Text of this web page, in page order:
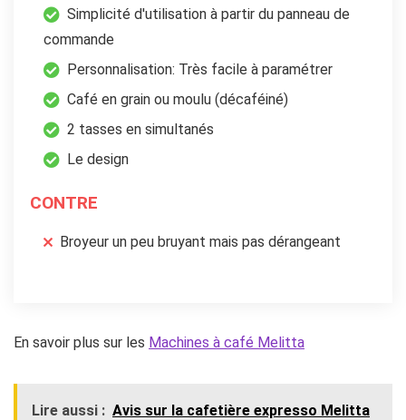
Simplicité d'utilisation à partir du panneau de
commande
Personnalisation: Très facile à paramétrer
Café en grain ou moulu (décaféiné)
2 tasses en simultanés
Le design
CONTRE
Broyeur un peu bruyant mais pas dérangeant
En savoir plus sur les Machines à café Melitta
Lire aussi : Avis sur la cafetière expresso Melitta